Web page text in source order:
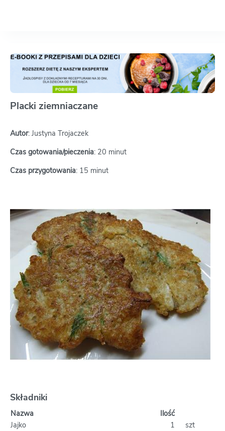
Placki ziemniaczane
Autor: Justyna Trojaczek
Czas gotowania/pieczenia: 20 minut
Czas przygotowania: 15 minut
Składniki
Nazwa
Ilość
Jajko
1
szt